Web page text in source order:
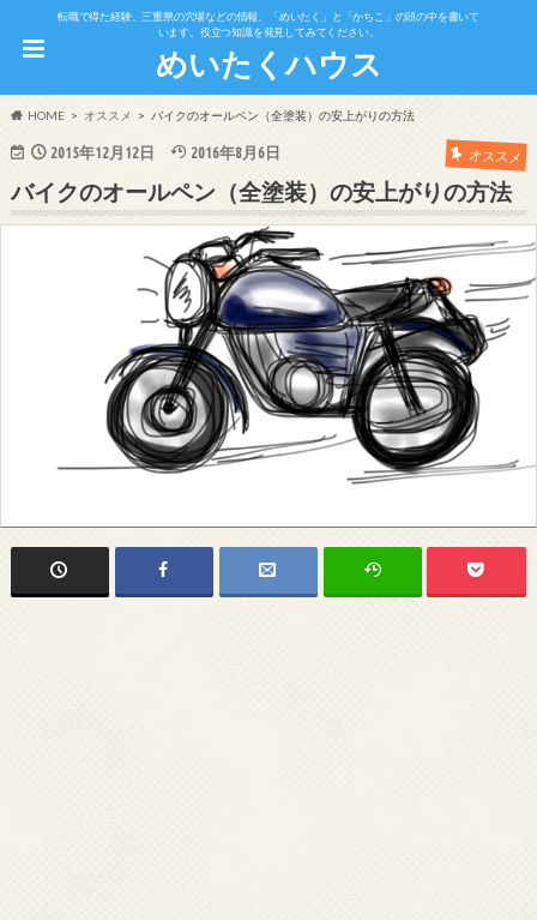
転職で得た経験、三重県の穴場などの情報、「めいたく」と「かちこ」の頭の中を書いて
います。役立つ知識を発見してみてください。
めいたくハウス
HOME オススメ バイクのオールペン（全塗装）の安上がりの方法
2015年12月12日 2016年8月6日 オススメ
バイクのオールペン（全塗装）の安上がりの方法